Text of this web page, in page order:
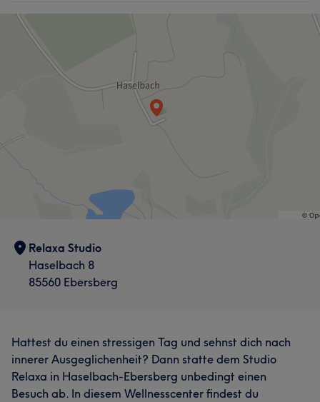
Relaxa Studio
Haselbach 8
85560 Ebersberg
Hattest du einen stressigen Tag und sehnst dich nach
innerer Ausgeglichenheit? Dann statte dem Studio
Relaxa in Haselbach-Ebersberg unbedingt einen
Besuch ab. In diesem Wellnesscenter findest du